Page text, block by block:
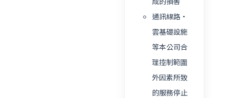
通訊線路・
雲基礎設施
等本公司合
理控制範圍
外因素所致
的服務停止